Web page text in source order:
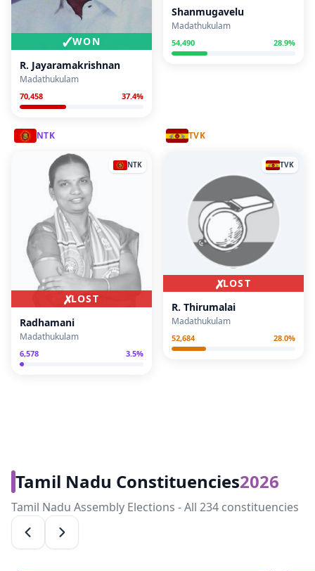
✓WON
R. Jayaramakrishnan
Madathukulam
70,458 37.4%
Shanmugavelu
Madathukulam
54,490 28.9%
NTK
✗LOST
NTK
Radhamani
Madathukulam
6,578 3.5%
TVK
✗LOST
TVK
R. Thirumalai
Madathukulam
52,684 28.0%
Tamil Nadu Constituencies2026
Tamil Nadu Assembly Elections - All 234 constituencies